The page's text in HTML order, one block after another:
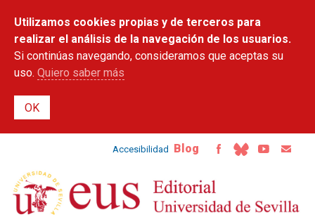
contenido
principal
Utilizamos cookies propias y de terceros para
realizar el análisis de la navegación de los usuarios.
Si continúas navegando, consideramos que aceptas su
uso. Quiero saber más
Accesibilidad Blog